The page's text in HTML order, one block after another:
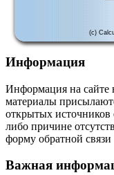
(c)
Информация
Информация на сайте
материалы
открытых источников
либо причине
форму обратной связи
Важная